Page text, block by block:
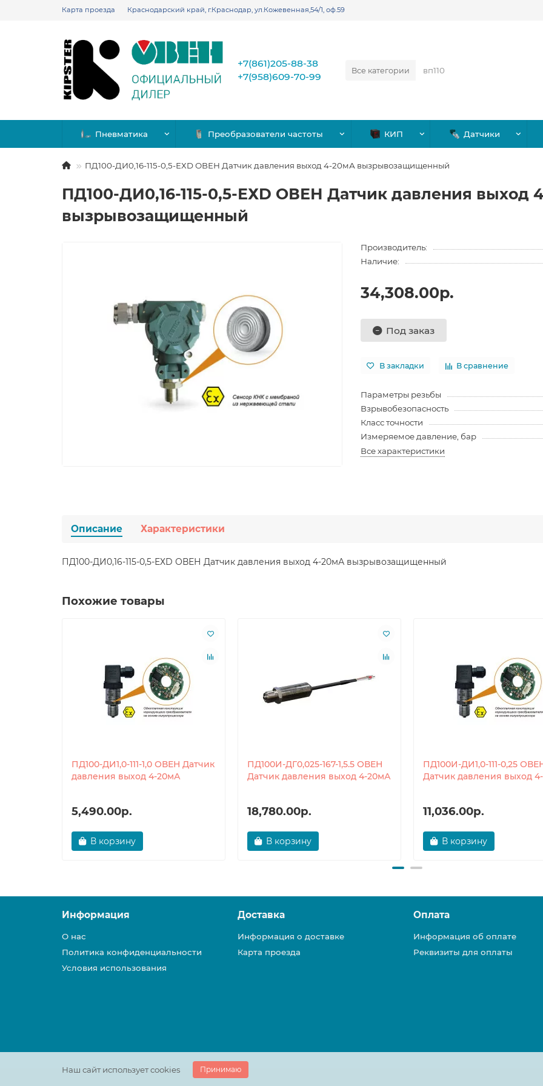
Карта проезда Краснодарский край, г.Краснодар, ул.Кожевенная,54/1, оф.59
Все категории
+7(861)205-88-38
+7(958)609-70-99
Пневматика Преобразователи частоты КИП Датчики
ПД100-ДИ0,16-115-0,5-ЕХD ОВЕН Датчик давления выход 4-20мА вызрывозащищенный
ПД100-ДИ0,16-115-0,5-ЕХD ОВЕН Датчик давления выход
вызрывозащищенный
Производитель:
Наличие:
34,308.00р.
Под заказ
В закладки В сравнение
Параметры резьбы
Взрывобезопасность
Класс точности
Измеряемое давление, бар
Все характеристики
Описание Характеристики
ПД100-ДИ0,16-115-0,5-ЕХD ОВЕН Датчик давления выход 4-20мА вызрывозащищенный
Похожие товары
ПД100-ДИ1,0-111-1,0 ОВЕН Датчик
давления выход 4-20мА
5,490.00р.
В корзину
ПД100И-ДГ0,025-167-1,5.5 ОВЕН
Датчик давления выход 4-20мА
18,780.00р.
В корзину
ПД100И-ДИ1,0-111-0,25
Датчик давления выход
11,036.00р.
В корзину
Наш сайт использует cookies Принимаю
Информация
О нас
Политика конфиденциальности
Условия использования
Доставка
Информация о доставке
Карта проезда
Оплата
Информация об оплате
Реквизиты для оплаты